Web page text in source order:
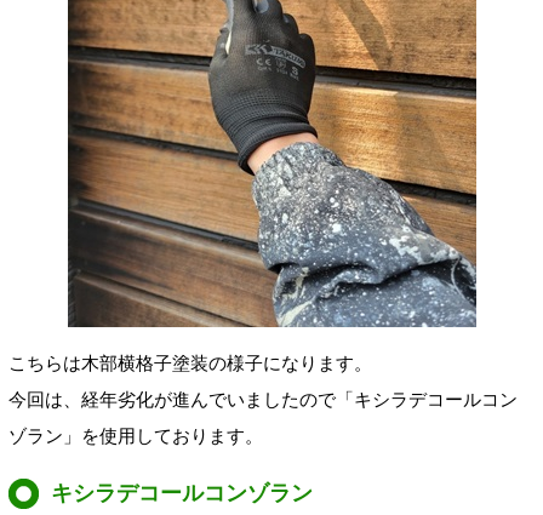
こちらは木部横格子塗装の様子になります。
今回は、経年劣化が進んでいましたので「キシラデコールコン
ゾラン」を使用しております。
キシラデコールコンゾラン